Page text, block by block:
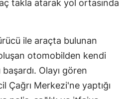
takla atarak yol ortasında
ile araçta bulunan
otomobilden kendi
başardı. Olayı gören
Çağrı Merkezi'ne yaptığı